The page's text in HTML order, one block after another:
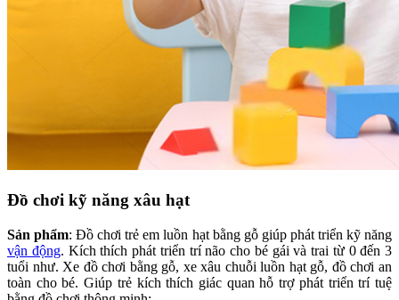
Đồ chơi kỹ năng xâu hạt
Sản phẩm: Đồ chơi trẻ em luồn hạt bằng gỗ giúp phát triển kỹ năng
vận động. Kích thích phát triển trí não cho bé gái và trai từ 0 đến 3
tuổi như. Xe đồ chơi bằng gỗ, xe xâu chuỗi luồn hạt gỗ, đồ chơi an
toàn cho bé. Giúp trẻ kích thích giác quan hỗ trợ phát triển trí tuệ